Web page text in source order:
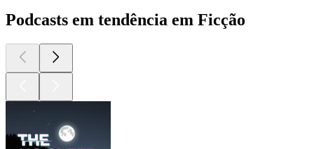
Podcasts em tendência em Ficção